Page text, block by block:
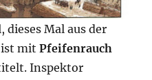
Mal aus der
ist mitPfeifenrauch
Inspektor